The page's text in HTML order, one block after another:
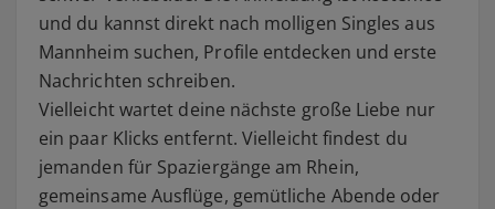
und du kannst direkt nach molligen Singles aus
Mannheim suchen, Profile entdecken und erste
Nachrichten schreiben.
Vielleicht wartet deine nächste große Liebe nur
ein paar Klicks entfernt. Vielleicht findest du
jemanden für Spaziergänge am Rhein,
gemeinsame Ausflüge, gemütliche Abende oder